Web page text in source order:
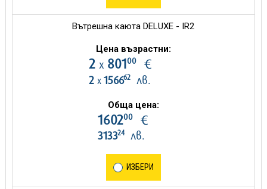
Вътрешна каюта DELUXE - IR2
Цена възрастни:
2 х 80100€
2 х 156662лв.
Обща цена:
160200€
313324лв.
ИЗБЕРИ